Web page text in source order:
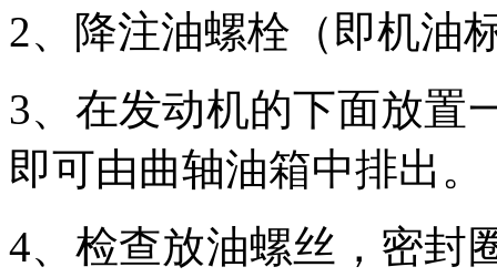
2、降注油螺栓（即机油
3、在发动机的下面放置
即可由曲轴油箱中排出。
4、检查放油螺丝，密封